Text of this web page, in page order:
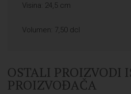
Visina: 24,5 cm
Volumen: 7,50 dcl
OSTALI PROIZVODI
PROIZVOĐAČA